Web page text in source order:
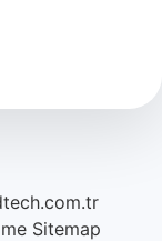
Sitemap